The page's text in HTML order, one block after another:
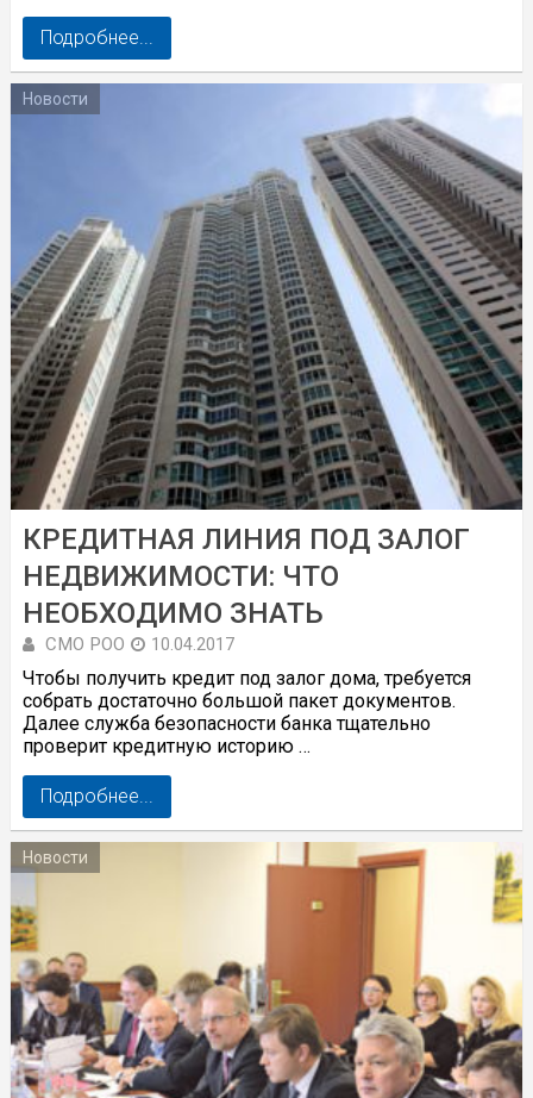
Подробнее...
Новости
КРЕДИТНАЯ ЛИНИЯ ПОД ЗАЛОГ
НЕДВИЖИМОСТИ: ЧТО
НЕОБХОДИМО ЗНАТЬ
СМО РОО 10.04.2017
Чтобы получить кредит под залог дома, требуется
собрать достаточно большой пакет документов.
Далее служба безопасности банка тщательно
проверит кредитную историю …
Подробнее...
Новости